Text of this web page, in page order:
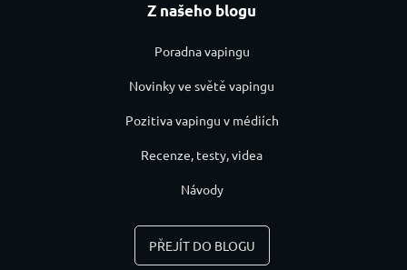
Z našeho blogu
Poradna vapingu
Novinky ve světě vapingu
Pozitiva vapingu v médiích
Recenze, testy, videa
Návody
PŘEJÍT DO BLOGU